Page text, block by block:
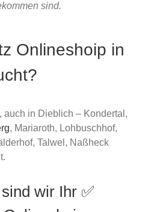
sind.
Onlineshoip in
in Dieblich – Kondertal,
, Mariaroth, Lohbuschhof,
Talwel, Naßheck
wir Ihr ✅